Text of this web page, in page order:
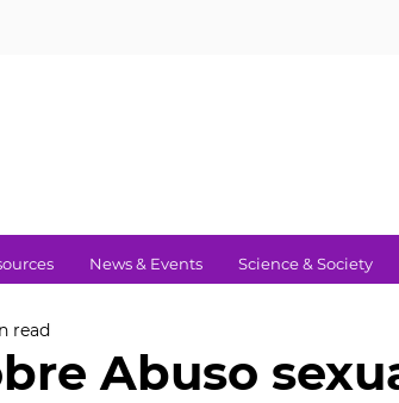
News & Events Science & Society
Abuso
read